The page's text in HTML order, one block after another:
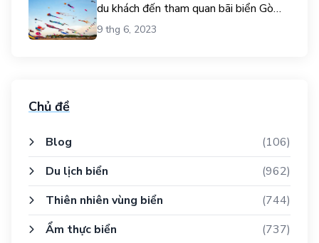
du khách đến tham quan bãi biển Gò
Công.
9 thg 6, 2023
Chủ đề
Blog
(106)
Du lịch biển
(962)
Thiên nhiên vùng biển
(744)
Ẩm thực biển
(737)